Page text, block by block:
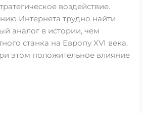
воздействие.
Интернета трудно найти
аналог в истории, чем
станка на Европу XVI века.
этом положительное влияние